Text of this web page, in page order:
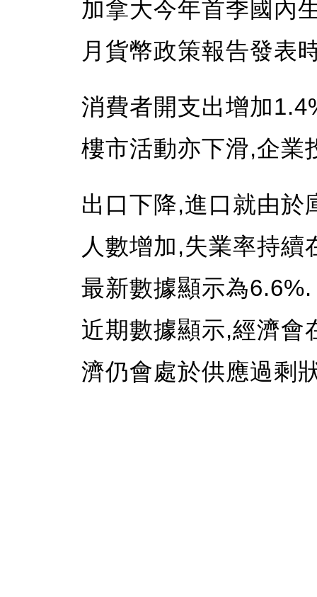
加拿大今年首季國內
月貨幣政策報告發表
消費者開支出增加
樓市活動亦下滑,企業
出口下降,進口就由於
人數增加,失業率持
最新數據顯示為6.6%.
近期數據顯示,經濟會
濟仍會處於供應過剩